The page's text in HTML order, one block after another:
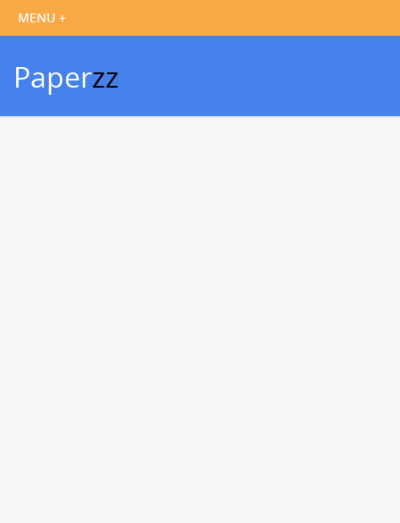
Paperzz